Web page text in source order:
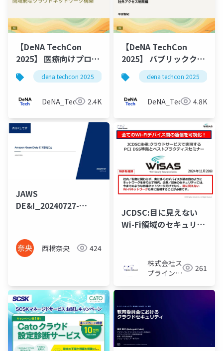
【DeNA TechCon
2025】 医療向けプロダ
クトにおける 閉域網な
クラウドネットワーク
dena techcon 2025
DeNA_Tech 2.4K
【DeNA TechCon
2025】 パブリッククラ
ウドの DeNA 的管理手
法 (社外アクセス制限
dena techcon 2025
DeNA_Tech 4.8K
JAWS
DE&I_20240727-
西橋奈央 424
JCDSC:目に見えない
Wi-Fi領域のセキュリテ
株式会社ス
プライン・
ク
261